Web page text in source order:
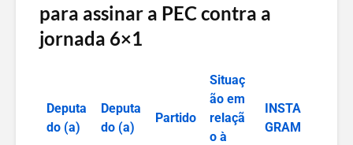
para assinar a PEC contra a
jornada 6×1
Deputa
do (a)
Deputa
do (a)
Partido
Situaç
ão em
relaçã
o à
INSTA
GRAM